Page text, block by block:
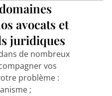
avocats et
juridiques
de nombreux
vos
problème :
;